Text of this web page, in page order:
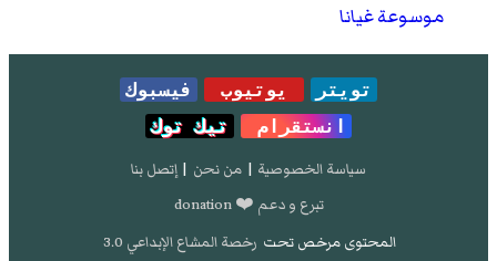
موسوعة غيانا
تويتر يوتيوب
فيسبوك
انستقرام
تيك توك
سياسة الخصوصية | من نحن | إتصل بنا
تبرع و دعم ❤️ donation
المحتوى مرخص تحت رخصة المشاع الإبداعي 3.0